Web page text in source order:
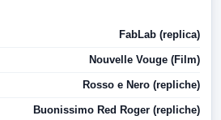
FabLab (replica)
Nouvelle Vouge (Film)
Rosso e Nero (repliche)
Buonissimo Red Roger (repliche)